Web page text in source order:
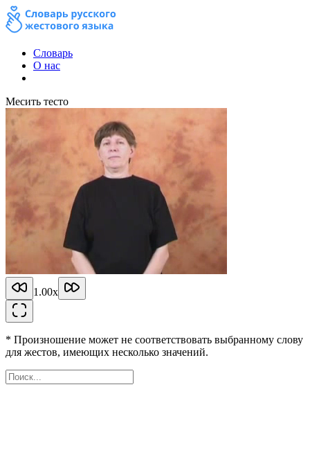
Словарь
О нас
Месить тесто
1.00x
* Произношение может не соответствовать выбранному слову
для жестов, имеющих несколько значений.